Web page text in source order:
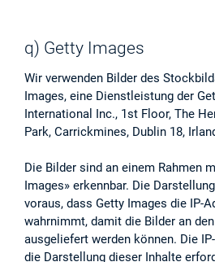
q) Getty Images
Wir verwenden Bilder des
Images, eine Dienstleistung der
International Inc., 1st Floor, The
Park, Carrickmines, Dublin 18,
Die Bilder sind an einem Rahmen
Images» erkennbar. Die
voraus, dass Getty Images die IP-
wahrnimmt, damit die Bilder an
ausgeliefert werden können. Die
die Darstellung dieser Inhalte